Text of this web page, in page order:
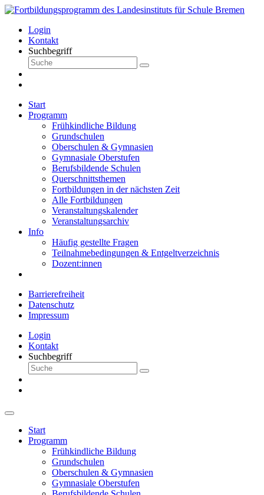
Login
Kontakt
Suchbegriff
Start
Programm
Frühkindliche Bildung
Grundschulen
Oberschulen & Gymnasien
Gymnasiale Oberstufen
Berufsbildende Schulen
Querschnittsthemen
Fortbildungen in der nächsten Zeit
Alle Fortbildungen
Veranstaltungskalender
Veranstaltungsarchiv
Info
Häufig gestellte Fragen
Teilnahmebedingungen & Entgeltverzeichnis
Dozent:innen
Barrierefreiheit
Datenschutz
Impressum
Login
Kontakt
Suchbegriff
Start
Programm
Frühkindliche Bildung
Grundschulen
Oberschulen & Gymnasien
Gymnasiale Oberstufen